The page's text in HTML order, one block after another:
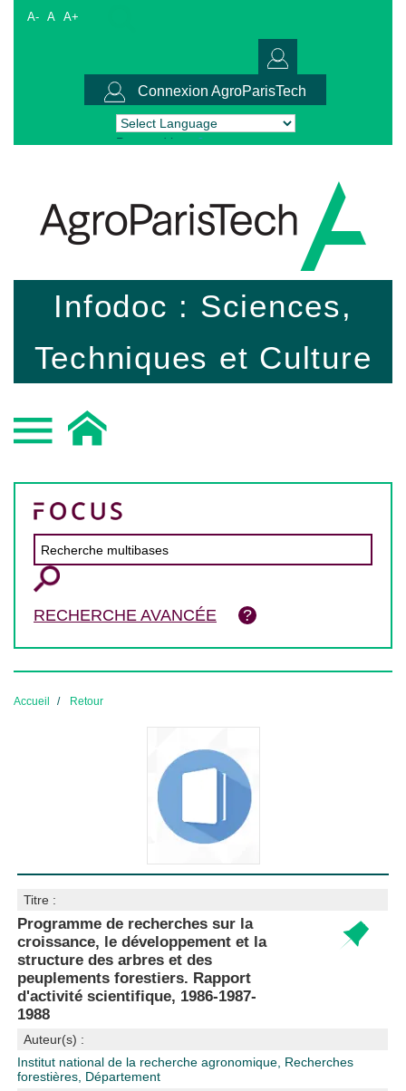
A- A A+
Connexion AgroParisTech
Powered by Translate
Infodoc : Sciences,
Techniques et Culture
RECHERCHE AVANCÉE
Accueil Retour
Titre :
Programme de recherches sur la
croissance, le développement et la
structure des arbres et des
peuplements forestiers. Rapport
d'activité scientifique, 1986-1987-
1988
Auteur(s) :
Institut national de la recherche agronomique, Recherches
forestières, Département